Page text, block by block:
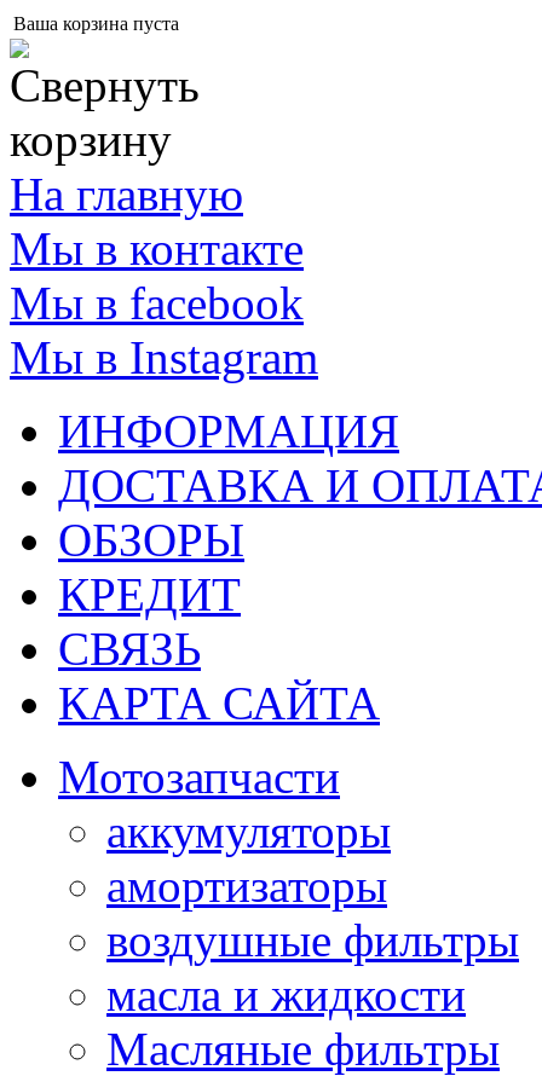
Ваша корзина пуста
На главную
Мы в контакте
Мы в facebook
Мы в Instagram
ИНФОРМАЦИЯ
ДОСТАВКА И
ОБЗОРЫ
КРЕДИТ
СВЯЗЬ
КАРТА САЙТА
Мотозапчасти
аккумуляторы
амортизаторы
воздушные фильтры
масла и жидкости
Масляные фильтры